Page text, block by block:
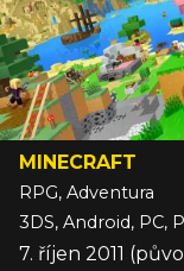
MINECRAFT
RPG, Adventura
7. říjen 2011